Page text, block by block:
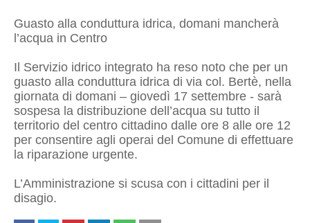
Guasto alla conduttura idrica, domani mancherà
l’acqua in Centro
Il Servizio idrico integrato ha reso noto che per un
guasto alla conduttura idrica di via col. Bertè, nella
giornata di domani – giovedì 17 settembre - sarà
sospesa la distribuzione dell’acqua su tutto il
territorio del centro cittadino dalle ore 8 alle ore 12
per consentire agli operai del Comune di effettuare
la riparazione urgente.
L’Amministrazione si scusa con i cittadini per il
disagio.